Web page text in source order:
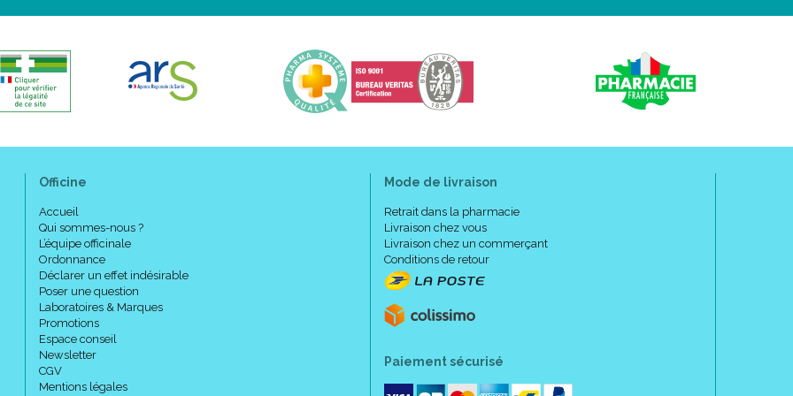
Mode d' emploi :
Officine
Accueil
Qui sommes-nous ?
L’équipe officinale
Ordonnance
Déclarer un effet indésirable
Poser une question
Laboratoires & Marques
Promotions
Espace conseil
Newsletter
CGV
Mentions légales
Mode de livraison
Retrait dans la pharmacie
Livraison chez vous
Livraison chez un commerçant
Conditions de retour
Paiement sécurisé